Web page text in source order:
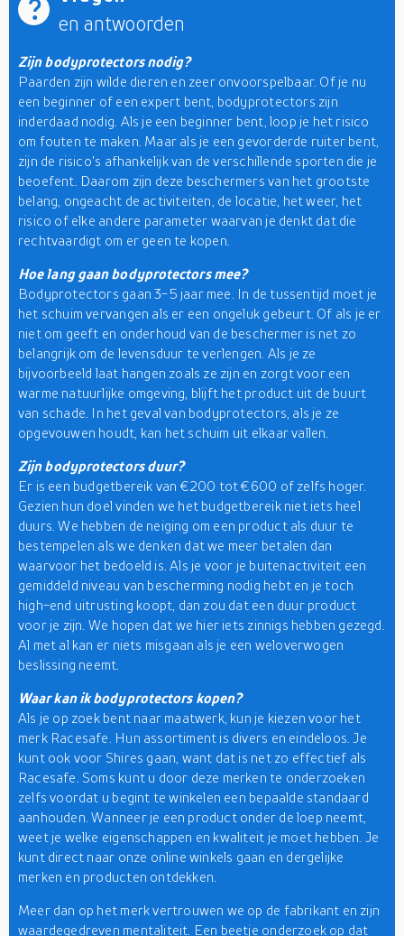
en antwoorden
Zijn bodyprotectors nodig?
Paarden zijn wilde dieren en zeer onvoorspelbaar. Of je nu
een beginner of een expert bent, bodyprotectors zijn
inderdaad nodig. Als je een beginner bent, loop je het risico
om fouten te maken. Maar als je een gevorderde ruiter bent,
zijn de risico's afhankelijk van de verschillende sporten die je
beoefent. Daarom zijn deze beschermers van het grootste
belang, ongeacht de activiteiten, de locatie, het weer, het
risico of elke andere parameter waarvan je denkt dat die
rechtvaardigt om er geen te kopen.
Hoe lang gaan bodyprotectors mee?
Bodyprotectors gaan 3-5 jaar mee. In de tussentijd moet je
het schuim vervangen als er een ongeluk gebeurt. Of als je er
niet om geeft en onderhoud van de beschermer is net zo
belangrijk om de levensduur te verlengen. Als je ze
bijvoorbeeld laat hangen zoals ze zijn en zorgt voor een
warme natuurlijke omgeving, blijft het product uit de buurt
van schade. In het geval van bodyprotectors, als je ze
opgevouwen houdt, kan het schuim uit elkaar vallen.
Zijn bodyprotectors duur?
Er is een budgetbereik van €200 tot €600 of zelfs hoger.
Gezien hun doel vinden we het budgetbereik niet iets heel
duurs. We hebben de neiging om een product als duur te
bestempelen als we denken dat we meer betalen dan
waarvoor het bedoeld is. Als je voor je buitenactiviteit een
gemiddeld niveau van bescherming nodig hebt en je toch
high-end uitrusting koopt, dan zou dat een duur product
voor je zijn. We hopen dat we hier iets zinnigs hebben gezegd.
Al met al kan er niets misgaan als je een weloverwogen
beslissing neemt.
Waar kan ik bodyprotectors kopen?
Als je op zoek bent naar maatwerk, kun je kiezen voor het
merk Racesafe. Hun assortiment is divers en eindeloos. Je
kunt ook voor Shires gaan, want dat is net zo effectief als
Racesafe. Soms kunt u door deze merken te onderzoeken
zelfs voordat u begint te winkelen een bepaalde standaard
aanhouden. Wanneer je een product onder de loep neemt,
weet je welke eigenschappen en kwaliteit je moet hebben. Je
kunt direct naar onze online winkels gaan en dergelijke
merken en producten ontdekken.
Meer dan op het merk vertrouwen we op de fabrikant en zijn
waardegedreven mentaliteit. Een beetje onderzoek op dat